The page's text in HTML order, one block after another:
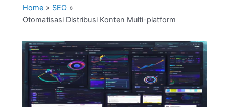
Home
SEO
Otomatisasi Distribusi Konten Multi-platform